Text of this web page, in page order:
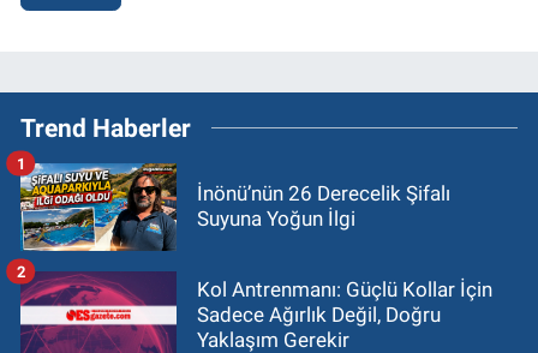
Trend Haberler
İnönü’nün 26 Derecelik Şifalı
Suyuna Yoğun İlgi
1
Kol Antrenmanı: Güçlü Kollar İçin
Sadece Ağırlık Değil, Doğru
Yaklaşım Gerekir
2